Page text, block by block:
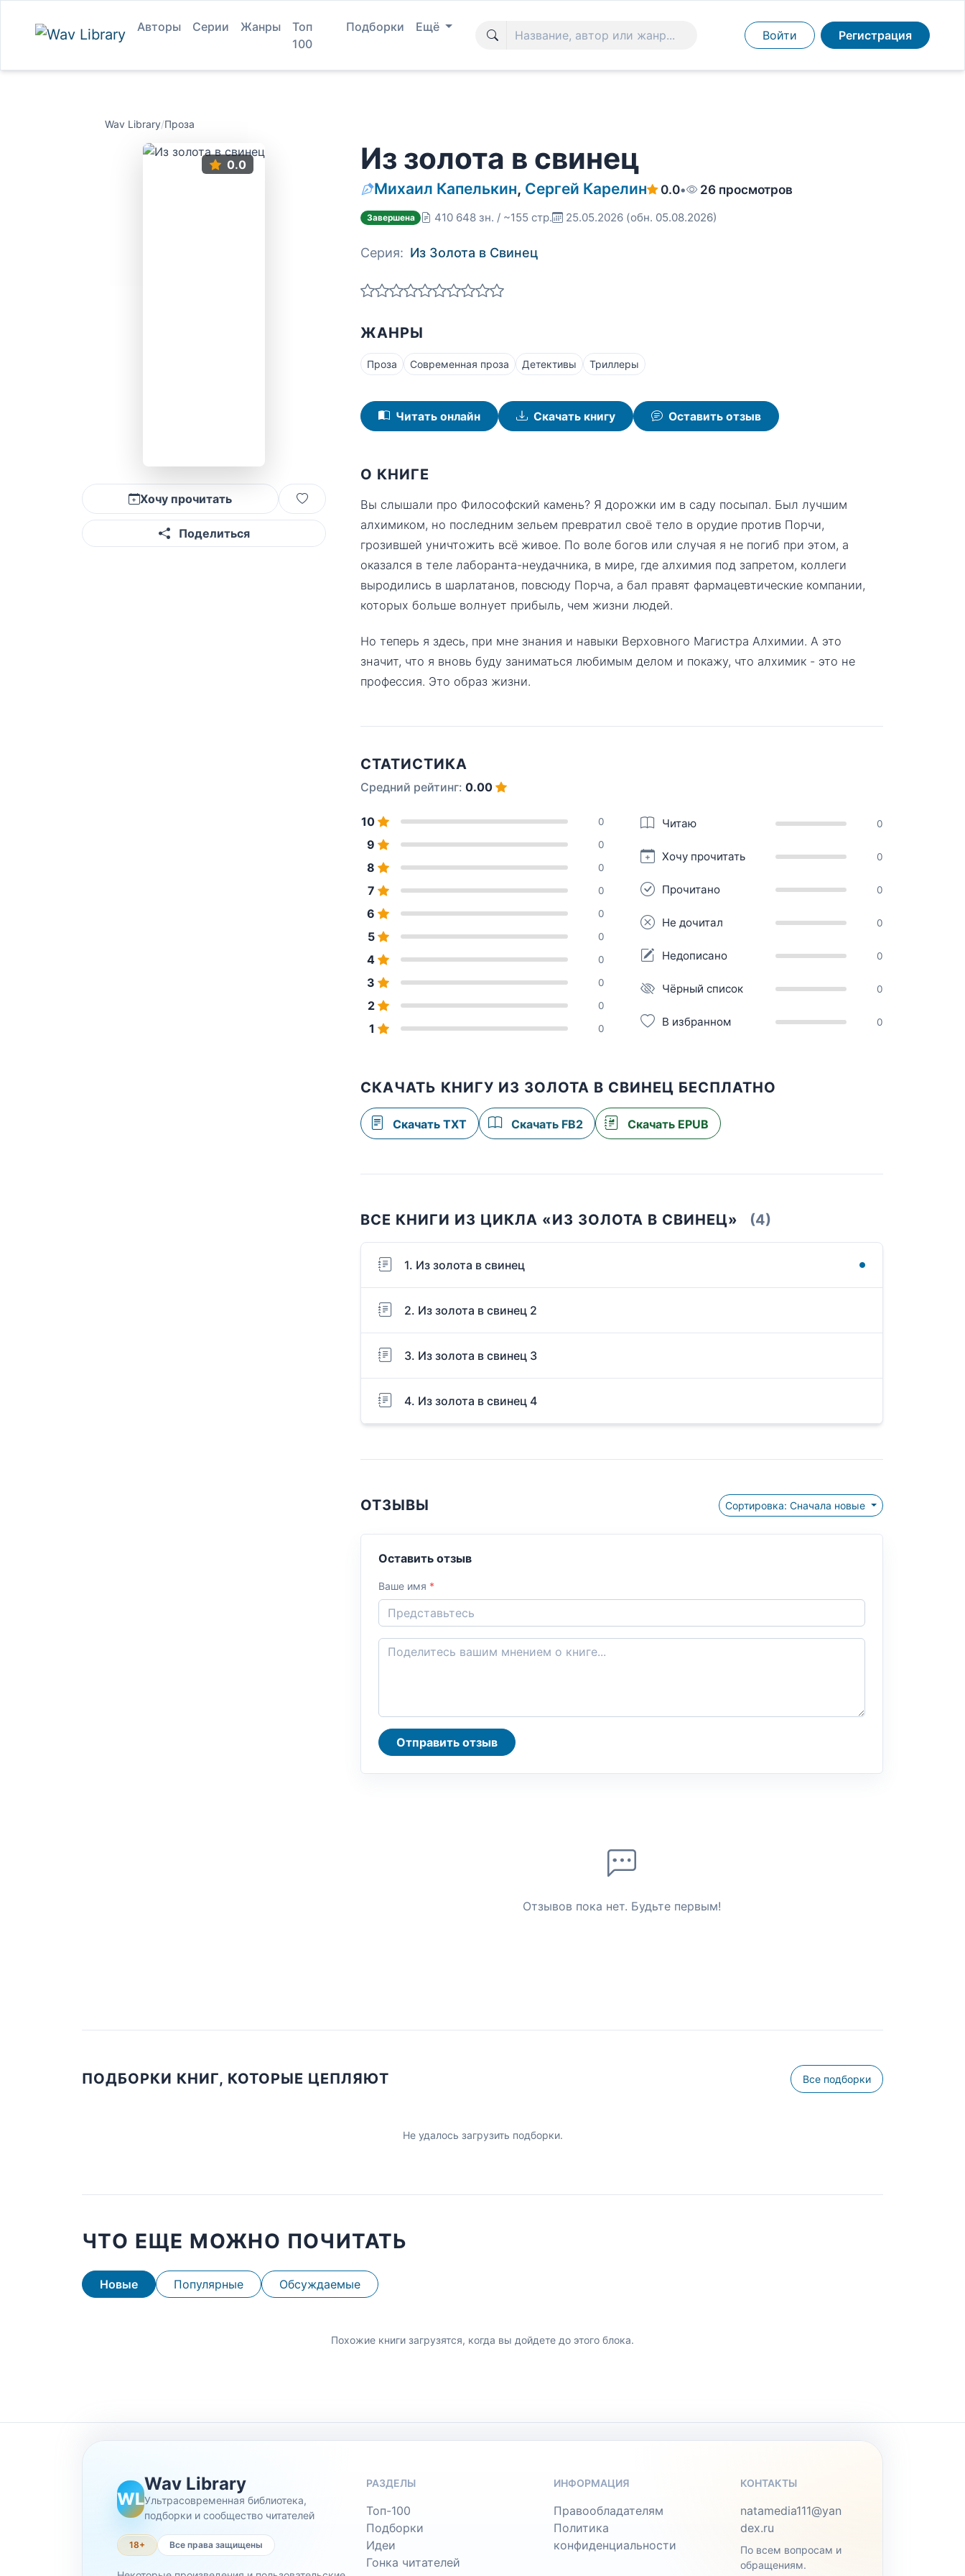
Авторы Серии Жанры
Топ
100
Подборки Ещё
Войти Регистрация
Wav Library/Проза
0.0
Хочу прочитать
Поделиться
Из золота в свинец
Михаил Капелькин, Сергей Карелин 0.0• 26 просмотров
Завершена 410 648 зн. / ~155 стр. 25.05.2026 (обн. 05.08.2026)
Серия: Из Золота в Свинец
ЖАНРЫ
Проза Современная проза Детективы Триллеры
Читать онлайн Скачать книгу Оставить отзыв
О КНИГЕ
Вы слышали про Философский камень? Я дорожки им в саду посыпал. Был лучшим
алхимиком, но последним зельем превратил своё тело в орудие против Порчи,
грозившей уничтожить всё живое. По воле богов или случая я не погиб при этом, а
оказался в теле лаборанта-неудачника, в мире, где алхимия под запретом, коллеги
выродились в шарлатанов, повсюду Порча, а бал правят фармацевтические компании,
которых больше волнует прибыль, чем жизни людей.
Но теперь я здесь, при мне знания и навыки Верховного Магистра Алхимии. А это
значит, что я вновь буду заниматься любимым делом и покажу, что алхимик - это не
профессия. Это образ жизни.
СТАТИСТИКА
Средний рейтинг: 0.00
10 0
9 0
8 0
7 0
6 0
5 0
4 0
3 0
2 0
1 0
Читаю 0
Хочу прочитать 0
Прочитано 0
Не дочитал 0
Недописано 0
Чёрный список 0
В избранном 0
СКАЧАТЬ КНИГУ ИЗ ЗОЛОТА В СВИНЕЦ БЕСПЛАТНО
Скачать TXT Скачать FB2 Скачать EPUB
ВСЕ КНИГИ ИЗ ЦИКЛА «ИЗ ЗОЛОТА В СВИНЕЦ» (4)
1. Из золота в свинец
2. Из золота в свинец 2
3. Из золота в свинец 3
4. Из золота в свинец 4
ОТЗЫВЫ Сортировка: Сначала новые
Оставить отзыв
Ваше имя *
Отправить отзыв
Отзывов пока нет. Будьте первым!
ПОДБОРКИ КНИГ, КОТОРЫЕ ЦЕПЛЯЮТ Все подборки
Не удалось загрузить подборки.
ЧТО ЕЩЕ МОЖНО ПОЧИТАТЬ
Новые Популярные Обсуждаемые
Похожие книги загрузятся, когда вы дойдете до этого блока.
WL
Wav Library
Ультрасовременная библиотека,
подборки и сообщество читателей
18+ Все права защищены
РАЗДЕЛЫ
Топ-100
Подборки
Идеи
Гонка читателей
ИНФОРМАЦИЯ
Правообладателям
Политика
конфиденциальности
КОНТАКТЫ
natamedia111@yan
dex.ru
По всем вопросам и
обращениям.